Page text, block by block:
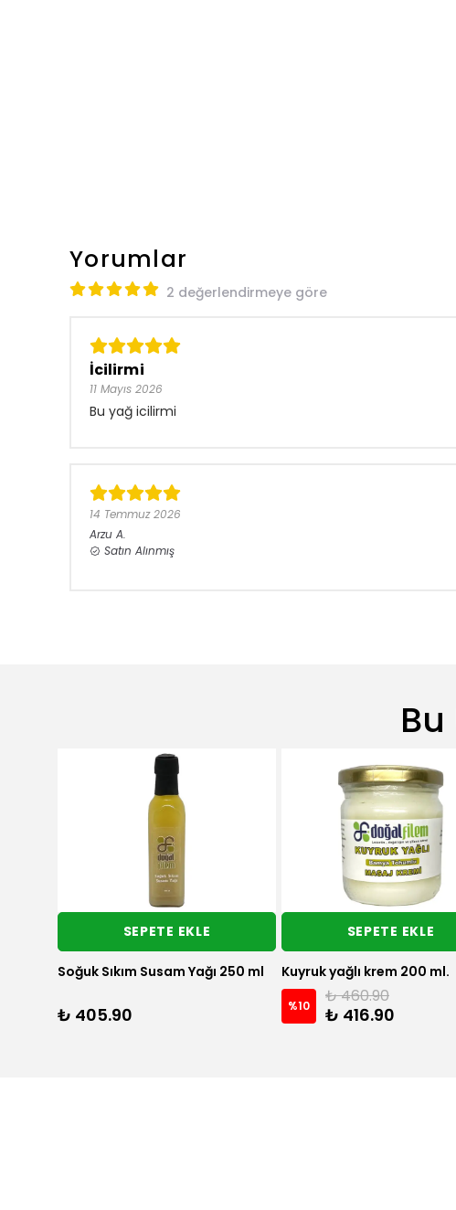
Yorumlar
2 değerlendirmeye göre
İcilirmi
11 Mayıs 2026
Bu yağ icilirmi
14 Temmuz 2026
Arzu A.
Satın Alınmış
SEPETE EKLE
Soğuk Sıkım Kendir Tohumu Yağı
₺ 416.90
SEPETE EKLE
Zeytinyağlı İncir Kürü 350 gr
%8 ₺ 702.90
₺ 647.90